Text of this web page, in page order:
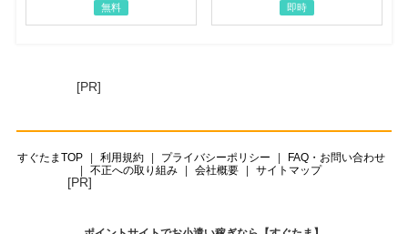
無料 即時
[PR]
すぐたまTOP 利用規約 プライバシーポリシー
FAQ・お問い合わせ
不正への取り組み
会社概要 サイトマップ
[PR]